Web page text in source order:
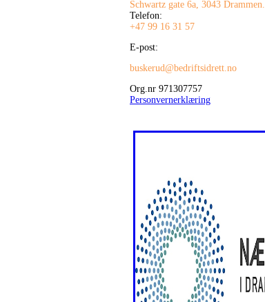
Schwartz gate 6a, 3043 Drammen.
Telefon:
+47 99 16 31 57
E-post:
buskerud@bedriftsidrett.no
Org.nr 971307757
Personvernerklæring